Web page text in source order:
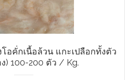
โอคั่กเนื้อล้วน แกะเปลือกทั้งตัว
)​ 100-200 ตัว / Kg.